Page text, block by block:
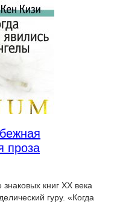
проза
книг XX века
гуру. «Когда